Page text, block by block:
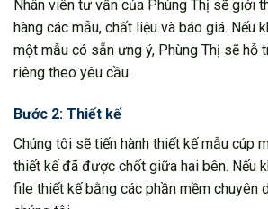
Nhân viên tư vấn của Phùng Thị sẽ giới
hàng các mẫu, chất liệu và báo giá. Nếu
một mẫu có sẵn ưng ý, Phùng Thị sẽ hỗ
riêng theo yêu cầu.
Bước 2: Thiết kế
Chúng tôi sẽ tiến hành thiết kế mẫu cúp
thiết kế đã được chốt giữa hai bên. Nếu
file thiết kế bằng các phần mềm chuyên